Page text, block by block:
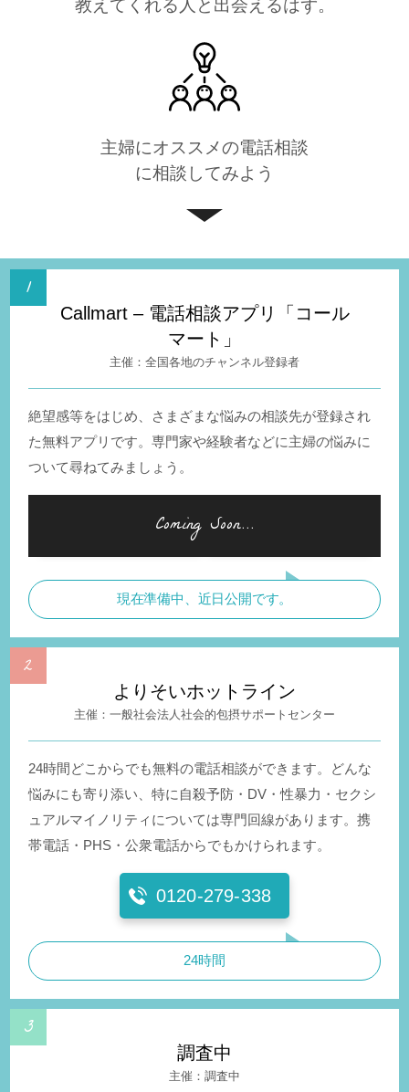
教えてくれる人と出会えるはず。
主婦にオススメの電話相談
に相談してみよう
Callmart – 電話相談アプリ「コール
マート」
全国各地のチャンネル登録者
絶望感等をはじめ、さまざまな悩みの相談先が登録され
た無料アプリです。専門家や経験者などに主婦の悩みに
ついて尋ねてみましょう。
現在準備中、近日公開です。
よりそいホットライン
一般社会法人社会的包摂サポートセンター
24時間どこからでも無料の電話相談ができます。どんな
悩みにも寄り添い、特に自殺予防・DV・性暴力・セクシ
ュアルマイノリティについては専門回線があります。携
帯電話・PHS・公衆電話からでもかけられます。
0120-279-338
24時間
調査中
調査中